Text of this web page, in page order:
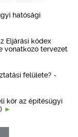
hatósági
Eljárási kódex
vonatkozó tervezet
felülete? -
kör az építésügyi